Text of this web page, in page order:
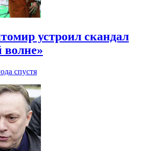
устроил скандал
волне»
спустя